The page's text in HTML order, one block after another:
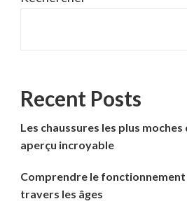
Recent Posts
Les chaussures les plus moches
aperçu incroyable
Comprendre le fonctionnement
travers les âges